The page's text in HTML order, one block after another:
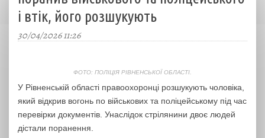
і втік, його розшукують
30/04/2026 11:26
ФОТО: ПОЛІЦІЯ РІВНЕНСЬКОЇ ОБЛАСТІ.
У Рівненській області правоохоронці розшукують чоловіка,
який відкрив вогонь по військових та поліцейському під час
перевірки документів. Унаслідок стрілянини двоє людей
дістали поранення.